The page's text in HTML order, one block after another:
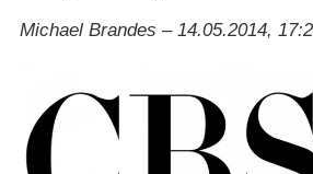
Michael Brandes – 14.05.2014,